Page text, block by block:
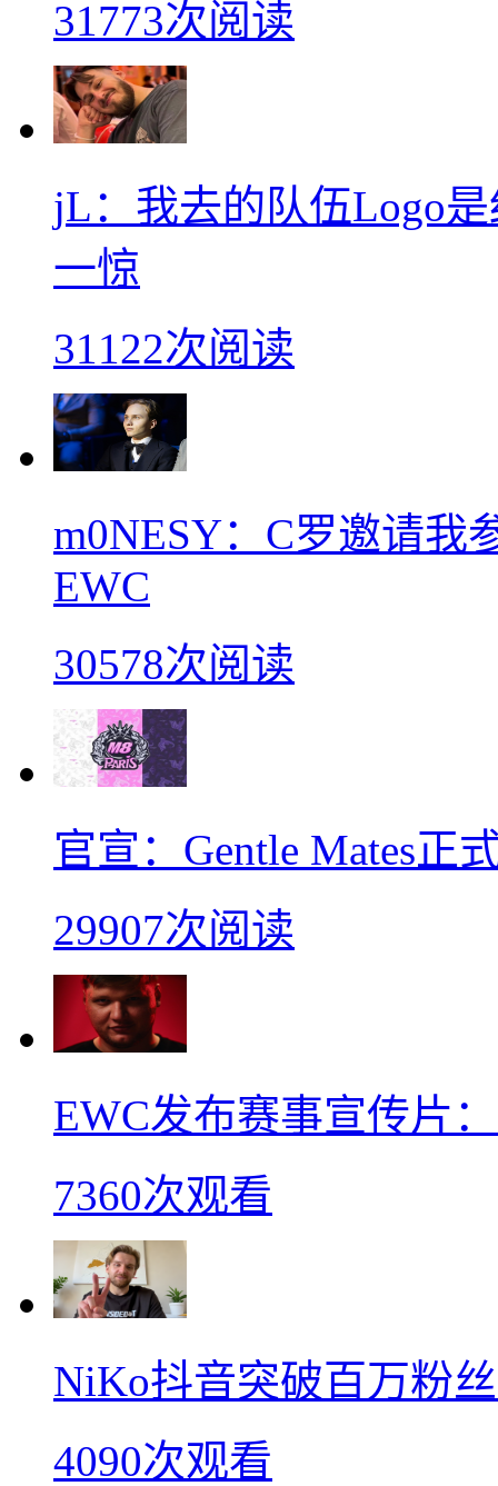
31773次阅读
jL：我去的队伍Logo
一惊
31122次阅读
m0NESY：C罗邀请我
EWC
30578次阅读
官宣：Gentle Mates正
29907次阅读
EWC发布赛事宣传片
7360次观看
NiKo抖音突破百万粉
4090次观看